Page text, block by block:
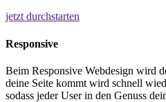
jetzt durchstarten
Responsive
Beim Responsive Webdesign wird
deine Seite kommt wird schnell
sodass jeder User in den Genuss